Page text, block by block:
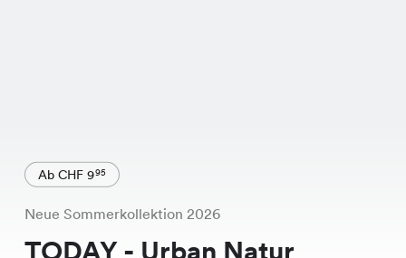
Ab CHF 995
Neue Sommerkollektion 2026
TODAY - Urban Natur